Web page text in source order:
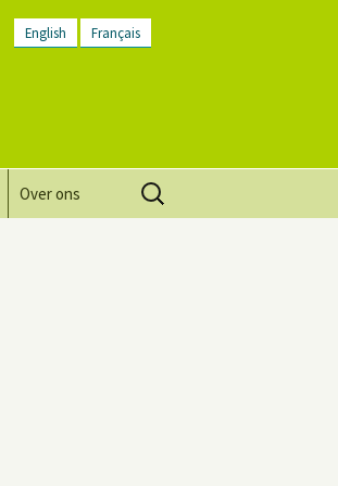
English Français
Over ons
Zoeken
naar: